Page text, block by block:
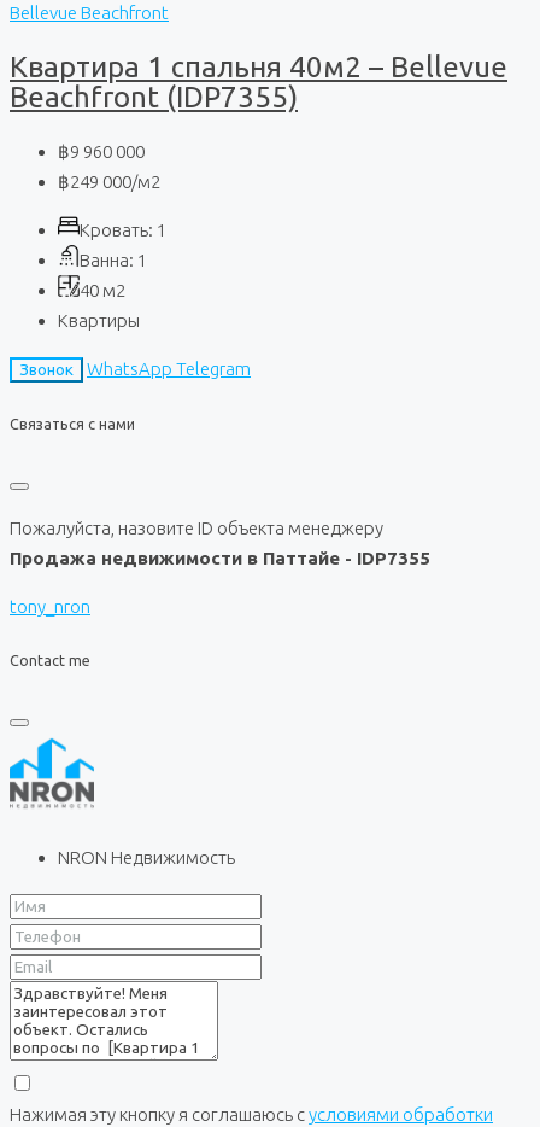
Bellevue Beachfront
Квартира 1 спальня 40м2 – Bellevue
Beachfront (IDP7355)
฿9 960 000
฿249 000/м2
Кровать: 1
Ванна: 1
40 м2
Квартиры
Звонок WhatsApp Telegram
Связаться с нами
Пожалуйста, назовите ID объекта менеджеру
Продажа недвижимости в Паттайе - IDP7355
tony_nron
Contact me
NRON Недвижимость
Нажимая эту кнопку я соглашаюсь сусловиями обработки